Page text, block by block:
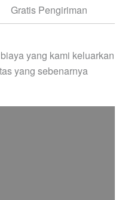
Gratis Pengiriman
yang kami keluarkan
yang sebenarnya